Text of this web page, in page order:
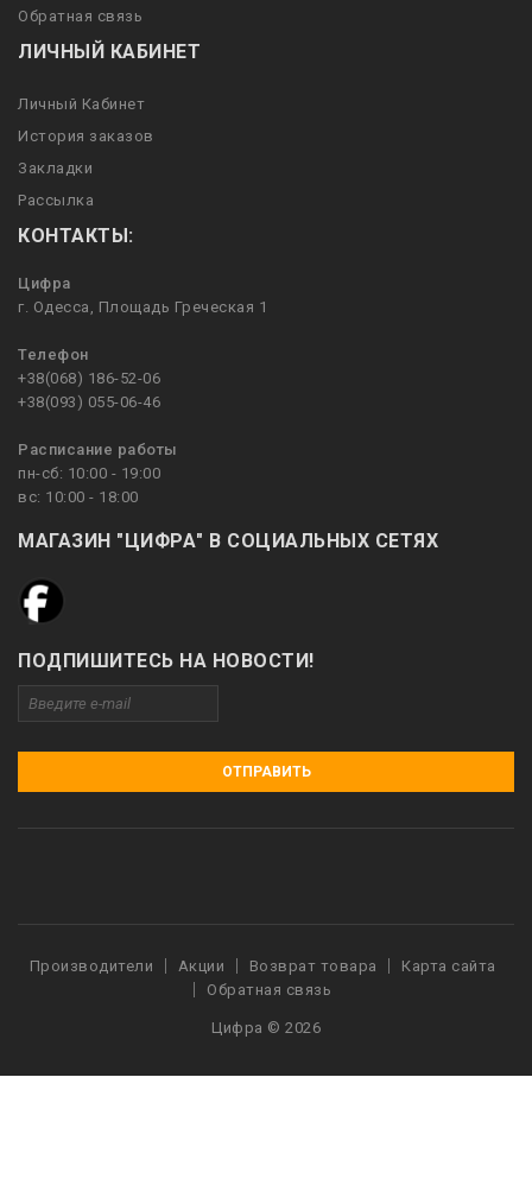
Обратная связь
ЛИЧНЫЙ КАБИНЕТ
Личный Кабинет
История заказов
Закладки
Рассылка
КОНТАКТЫ:
Цифра
г. Одесса, Площадь Греческая 1
Телефон
+38(068) 186-52-06
+38(093) 055-06-46
Расписание работы
пн-сб: 10:00 - 19:00
вс: 10:00 - 18:00
МАГАЗИН "ЦИФРА" В СОЦИАЛЬНЫХ СЕТЯХ
ПОДПИШИТЕСЬ НА НОВОСТИ!
ОТПРАВИТЬ
Производители Акции Возврат товара
Карта сайта
Обратная связь
Цифра © 2026